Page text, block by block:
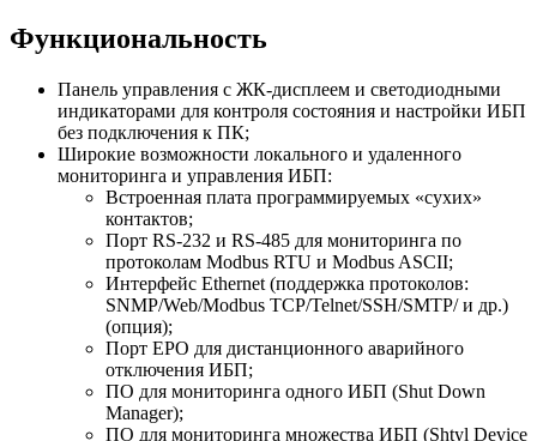
Функциональность
Панель управления с ЖК-дисплеем и светодиодными
индикаторами для контроля состояния и настройки ИБП
без подключения к ПК;
Широкие возможности локального и удаленного
мониторинга и управления ИБП:
Встроенная плата программируемых «сухих»
контактов;
Порт RS-232 и RS-485 для мониторинга по
протоколам Modbus RTU и Modbus ASCII;
Интерфейс Ethernet (поддержка протоколов:
SNMP/Web/Modbus TCP/Telnet/SSH/SMTP/ и др.)
(опция);
Порт EPO для дистанционного аварийного
отключения ИБП;
ПО для мониторинга одного ИБП (Shut Down
Manager);
ПО для мониторинга множества ИБП (Shtyl Device